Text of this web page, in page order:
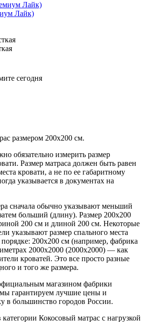
Лайк)
сегодня
размером 200х200 см.
обязательно измерить размер
Размер матраса должен быть равен
кровати, а не по ее габаритному
указывается в документах на
сначала обычно указывают меньший
больший (длину). Размер 200х200
200 см и длиной 200 см. Некоторые
указывают размер спального места
200х200 см (например, фабрика
2000х2000 (2000х2000) — как
кроватей. Это все просто разные
и того же размера.
магазином фабрики
гарантируем лучшие цены и
в большинство городов России.
Кокосовый матрас с нагрузкой